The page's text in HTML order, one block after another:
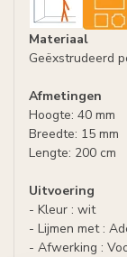
Materiaal
Geëxstrudeerd
Afmetingen
Hoogte: 40 mm
Breedte: 15 mm
Lengte: 200 cm
Uitvoering
- Kleur : wit
- Lijmen met :
- Afwerking :